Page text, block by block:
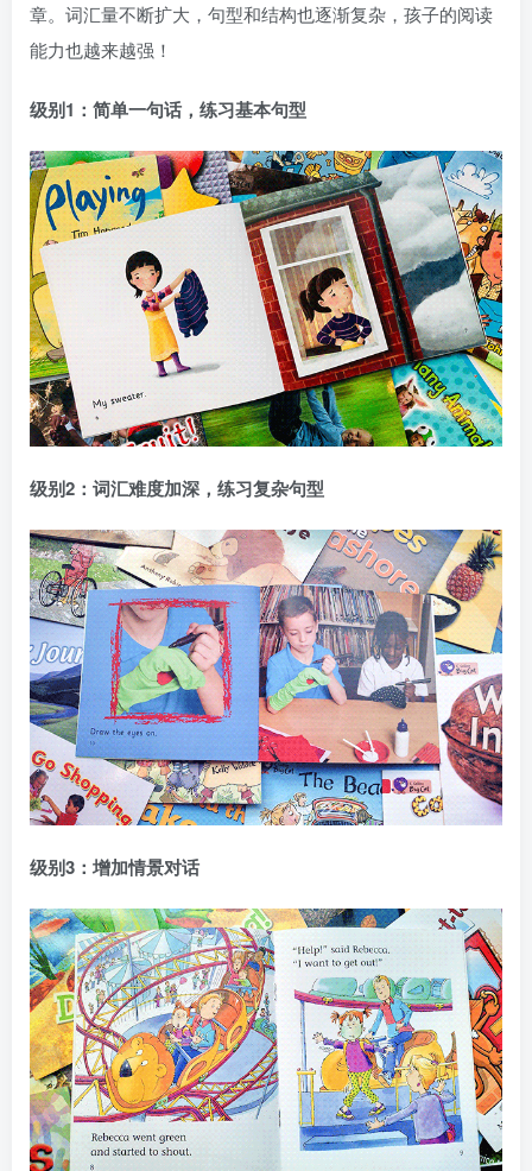
章。词汇量不断扩大，句型和结构也逐渐复杂，孩子的阅读
能力也越来越强！
级别1：简单一句话，练习基本句型
级别2：词汇难度加深，练习复杂句型
级别3：增加情景对话